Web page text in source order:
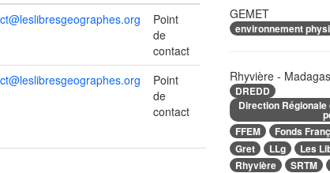
Point
de
contact
Point
de
contact
GEMET
environnement
Rhyvière -
DREDD
Direction Régionale
FFEM
Fonds
Gret
LLg Les
Rhyvière
SRTM